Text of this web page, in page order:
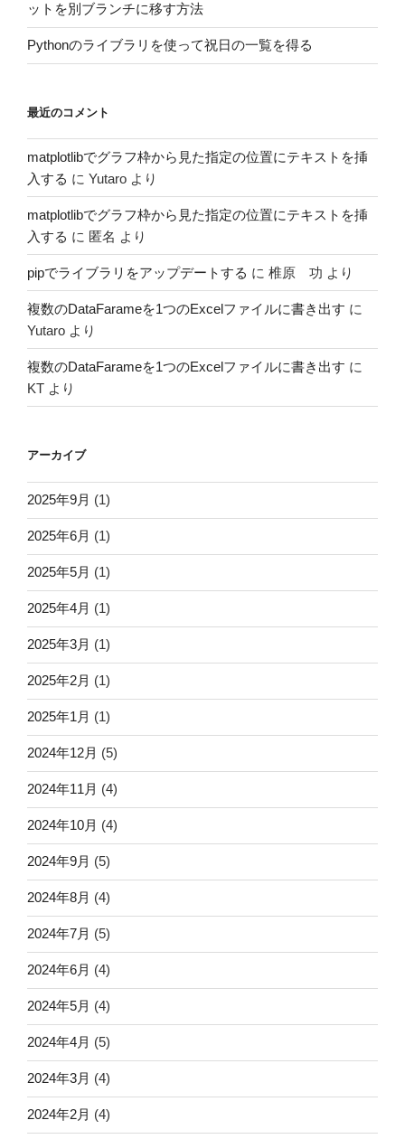
ットを別ブランチに移す方法
Pythonのライブラリを使って祝日の一覧を得る
最近のコメント
matplotlibでグラフ枠から見た指定の位置にテキストを挿
入する に Yutaro より
matplotlibでグラフ枠から見た指定の位置にテキストを挿
入する に 匿名 より
pipでライブラリをアップデートする に 椎原 功 より
複数のDataFarameを1つのExcelファイルに書き出す に
Yutaro より
複数のDataFarameを1つのExcelファイルに書き出す に
KT より
アーカイブ
2025年9月 (1)
2025年6月 (1)
2025年5月 (1)
2025年4月 (1)
2025年3月 (1)
2025年2月 (1)
2025年1月 (1)
2024年12月 (5)
2024年11月 (4)
2024年10月 (4)
2024年9月 (5)
2024年8月 (4)
2024年7月 (5)
2024年6月 (4)
2024年5月 (4)
2024年4月 (5)
2024年3月 (4)
2024年2月 (4)